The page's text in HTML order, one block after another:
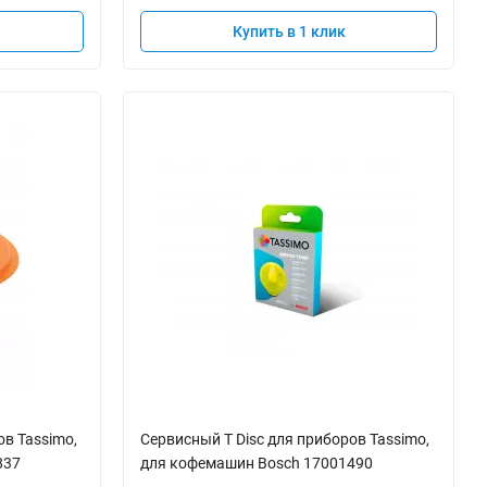
Купить в 1 клик
Tassimo,
Cервисный T Disc для приборов Tassimo,
для кофемашин Bosch 17001490